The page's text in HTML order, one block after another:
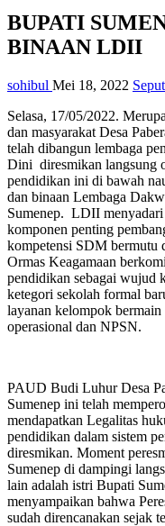
BUPATI
BINAAN LDII
sohibul Mei 18, 2022
Selasa, 17/05/2022.
dan masyarakat Desa
telah dibangun lembaga
Dini diresmikan langsung
pendidikan ini di bawah
dan binaan Lembaga
Sumenep. LDII menyadari
komponen penting
kompetensi SDM bermutu
Ormas Keagamaan
pendidikan sebagai wujud
ketegori sekolah formal
layanan kelompok
operasional dan NPSN.
PAUD Budi Luhur Desa
Sumenep ini telah
mendapatkan Legalitas
pendidikan dalam sistem
diresmikan. Moment
Sumenep di dampingi
lain adalah istri Bupati
menyampaikan bahwa
sudah direncanakan sejak